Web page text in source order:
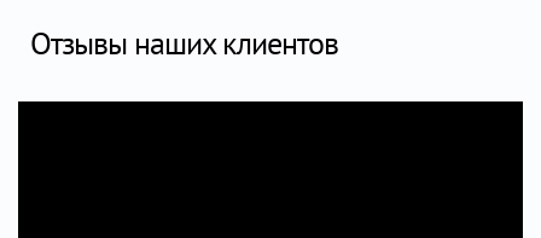
Отзывы наших клиентов